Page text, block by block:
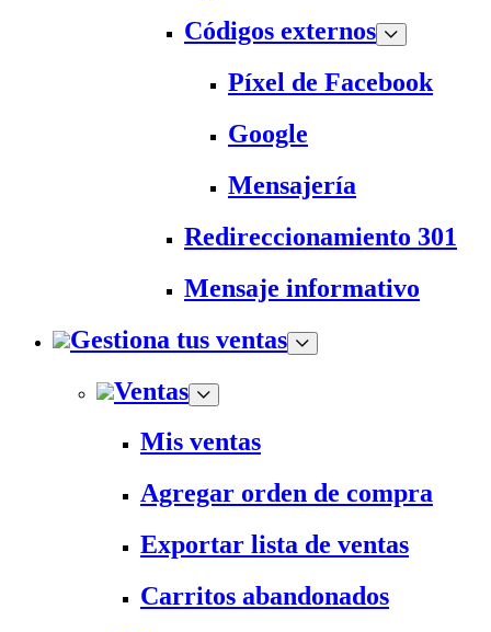
Códigos externos
Píxel de Facebook
Google
Mensajería
Redireccionamiento 301
Mensaje informativo
Gestiona tus ventas
Ventas
Mis ventas
Agregar orden de compra
Exportar lista de ventas
Carritos abandonados